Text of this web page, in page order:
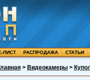
ЛИСТ РАСПРОДАЖА СТАТЬИ
> Видеокамеры >